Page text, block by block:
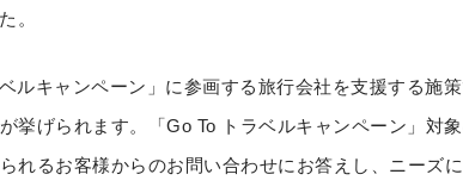
。
ルキャンペーン」に参画する旅行会社を支援する施
挙げられます。「Go To トラベルキャンペーン」対
れるお客様からのお問い合わせにお答えし、ニーズ